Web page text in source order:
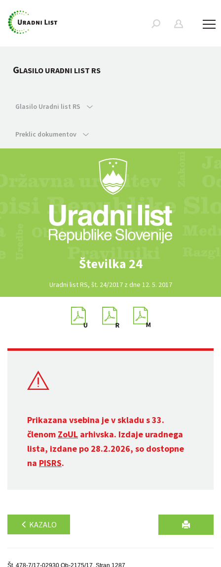
GLASILO URADNI LIST RS
Glasilo Uradni list RS
Preklic dokumentov
Številka 24
Uradni list RS, št. 24/2017 z dne 12. 5. 2017
Prikazana vsebina je v skladu s 33.
členom ZoUL arhivska. Izdaje uradnega
lista, izdane po 28.2.2026, so dostopne
na PISRS.
KAZALO
Št. 478-7/17-02930 Ob-2175/17, Stran 1287